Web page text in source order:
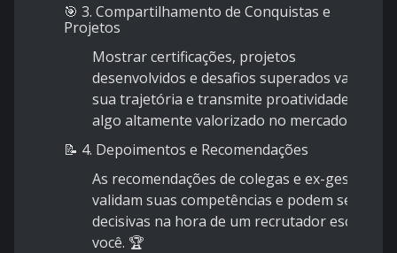
🎯 3. Compartilhamento de Conquistas e
Projetos
Mostrar certificações, projetos
desenvolvidos e desafios superados valoriza
sua trajetória e transmite proatividade –
algo altamente valorizado no mercado. 🏅
📝 4. Depoimentos e Recomendações
As recomendações de colegas e ex-gestores
validam suas competências e podem ser
decisivas na hora de um recrutador escolher
você. 🏆